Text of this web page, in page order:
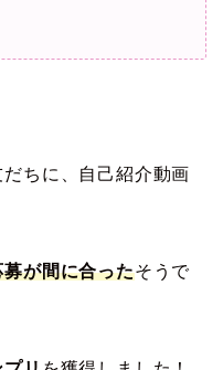
ちに、自己紹介動画
が間に合ったそうで